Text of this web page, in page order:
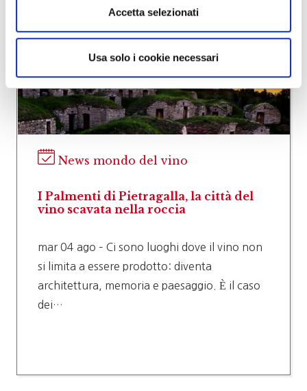
Accetta selezionati
Usa solo i cookie necessari
News mondo del vino
I Palmenti di Pietragalla, la città del
vino scavata nella roccia
mar 04 ago – Ci sono luoghi dove il vino non
si limita a essere prodotto: diventa
architettura, memoria e paesaggio. È il caso
dei…